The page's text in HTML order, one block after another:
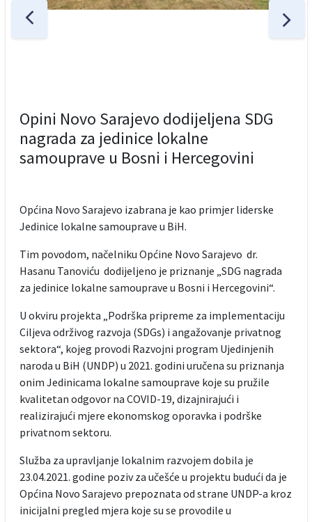
Opini Novo Sarajevo dodijeljena SDG
nagrada za jedinice lokalne
samouprave u Bosni i Hercegovini
Općina Novo Sarajevo izabrana je kao primjer liderske
Jedinice lokalne samouprave u BiH.
Tim povodom, načelniku Općine Novo Sarajevo dr.
Hasanu Tanoviću dodijeljeno je priznanje „SDG nagrada
za jedinice lokalne samouprave u Bosni i Hercegovini“.
U okviru projekta „Podrška pripreme za implementaciju
Ciljeva održivog razvoja (SDGs) i angažovanje privatnog
sektora“, kojeg provodi Razvojni program Ujedinjenih
naroda u BiH (UNDP) u 2021. godini uručena su priznanja
onim Jedinicama lokalne samouprave koje su pružile
kvalitetan odgovor na COVID-19, dizajnirajući i
realizirajući mjere ekonomskog oporavka i podrške
privatnom sektoru.
Služba za upravljanje lokalnim razvojem dobila je
23.04.2021. godine poziv za učešće u projektu budući da je
Općina Novo Sarajevo prepoznata od strane UNDP-a kroz
inicijalni pregled mjera koje su se provodile u